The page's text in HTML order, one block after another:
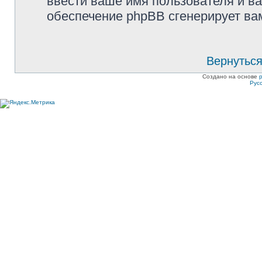
обеспечение phpBB сгенерирует
Создано на основе